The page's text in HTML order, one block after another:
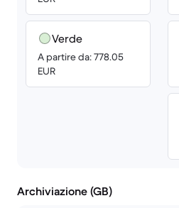
Verde
A partire da: 778.05
EUR
Archiviazione (GB)